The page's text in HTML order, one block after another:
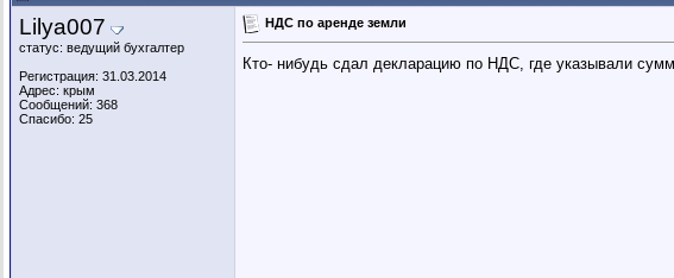
Lilya007
статус: ведущий бухгалтер
Регистрация: 31.03.2014
Адрес: крым
Сообщений: 368
Спасибо: 25
НДС по аренде земли
Кто- нибудь сдал декларацию по НДС, где указывали